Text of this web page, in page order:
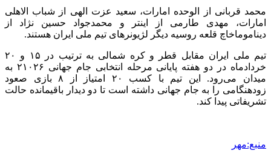
محمد قربانی از الوحده امارات، سعید عزت الهی از شباب الاهلی
امارات، مهدی طارمی از اینتر و محمدجواد حسین نژاد از
دیناموماخاچ قلعه روسیه دیگر لژیونرهای تیم ملی ایران هستند.
تیم ملی ایران مقابل قطر و کره شمالی به ترتیب در ۱۵ و ۲۰
خردادماه در دو هفته پایانی مرحله انتخابی جام جهانی ۲۱۰۲۶ به
میدان می‌رود. این تیم با کسب ۲۰ امتیاز از ۸ بازی صعود
زودهنگامی را به جام جهانی داشته است تا دو دیدار باقیمانده حالت
تشریفاتی پیدا کند.
منبع:مهر